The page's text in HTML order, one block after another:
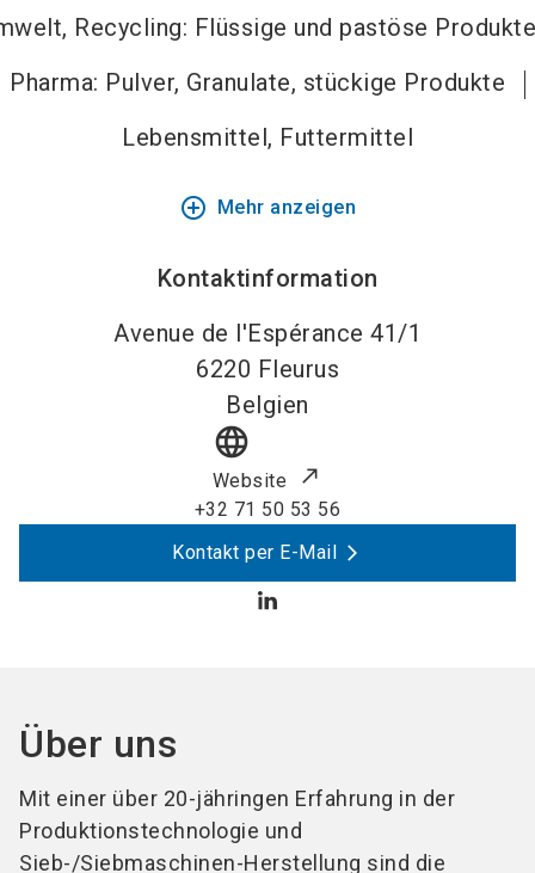
Recycling: Flüssige und pastöse Produkte
Pharma: Pulver, Granulate, stückige Produkte
Lebensmittel, Futtermittel
add_circle_outline Mehr anzeigen
Kontaktinformation
Avenue de l'Espérance 41/1
6220 Fleurus
Belgien
language
Website
+32 71 50 53 56
Kontakt per E-Mail
Über uns
Mit einer über 20-jähringen Erfahrung in der
Produktionstechnologie und
Sieb-/Siebmaschinen-Herstellung sind die